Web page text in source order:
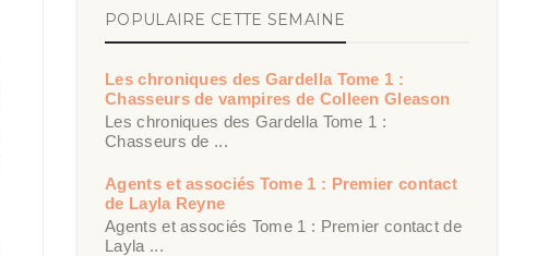
POPULAIRE CETTE SEMAINE
Les chroniques des Gardella Tome 1 :
Chasseurs de vampires de Colleen Gleason
Les chroniques des Gardella Tome 1 :
Chasseurs de ...
Agents et associés Tome 1 : Premier contact
de Layla Reyne
Agents et associés Tome 1 : Premier contact de
Layla ...